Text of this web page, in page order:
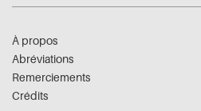
À propos
Abréviations
Remerciements
Crédits